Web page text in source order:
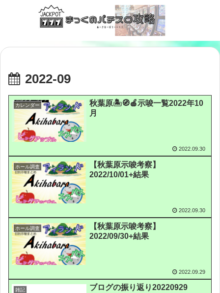
2022-09
カレンダー
秋葉原🏝🧭🍎示唆一覧2022年10
月
2022.09.30
ホール調査
【秋葉原示唆考察】
2022/10/01+結果
2022.09.30
ホール調査
【秋葉原示唆考察】
2022/09/30+結果
2022.09.29
雑記 ブログの振り返り20220929